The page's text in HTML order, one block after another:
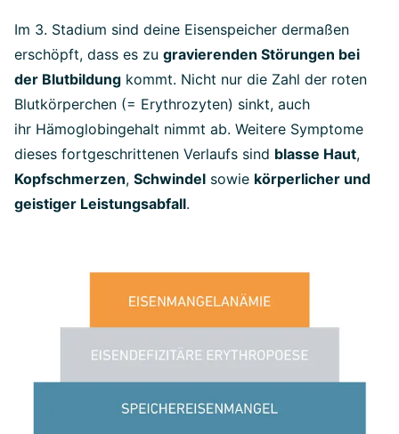
Im 3. Stadium sind deine Eisenspeicher dermaßen
erschöpft, dass es zu gravierenden Störungen bei
der Blutbildung kommt. Nicht nur die Zahl der roten
Blutkörperchen (= Erythrozyten) sinkt, auch
ihr Hämoglobingehalt nimmt ab. Weitere Symptome
dieses fortgeschrittenen Verlaufs sind blasse Haut,
Kopfschmerzen, Schwindel sowie körperlicher und
geistiger Leistungsabfall.